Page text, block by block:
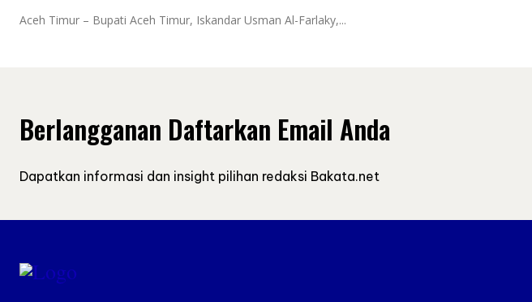
Aceh Timur – Bupati Aceh Timur, Iskandar Usman Al-Farlaky,...
Berlangganan Daftarkan Email Anda
Dapatkan informasi dan insight pilihan redaksi Bakata.net